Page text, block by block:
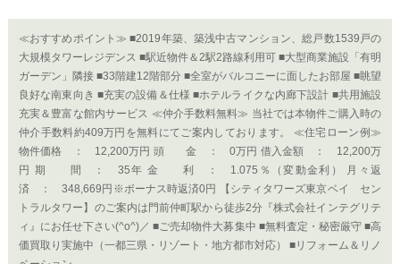
≪おすすめポイント≫ ■2019年築、築浅中古マンション、総戸数1539戸の
大規模タワーレジデンス ■駅近物件＆2駅2路線利用可 ■大型商業施設「有明
ガーデン」隣接 ■33階建12階部分 ■全室がバルコニーに面したお部屋 ■眺望
良好な南東向き ■充実の設備＆仕様 ■ホテルライクな内廊下設計 ■共用施設
充実＆豊富な館内サービス ≪仲介手数料無料≫ 当社では本物件ご購入時の
仲介手数料約409万円を無料にてご案内しております。 ≪住宅ローン例≫
物件価格 ： 12,200万円 頭 金 ： 0万円 借入金額 ： 12,200万
円 期 間 ： 35年 金 利 ： 1.075％（変動金利） 月々返
済 ： 348,669円※ボーナス時返済0円 【シティタワーズ東京ベイ セン
トラルタワー】のご案内は門前仲町駅から徒歩2分『株式会社インテグリテ
ィ』にお任せ下さい(^o^)／ ■ご売却物件大募集中 ■無料査定・秘密厳守 ■高
価買取り実施中（一都三県・リゾート・地方都市対応） ■リフォーム＆リノ